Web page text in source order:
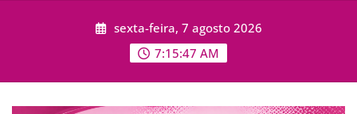
sexta-feira, 7 agosto 2026
7:15:49 AM